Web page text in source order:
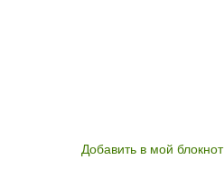
Добавить в мой блокнот